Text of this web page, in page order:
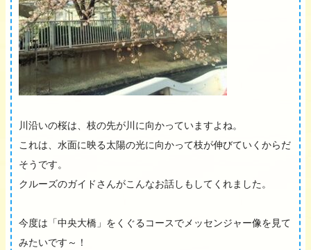
川沿いの桜は、枝の先が川に向かっていますよね。
これは、水面に映る太陽の光に向かって枝が伸びていくからだ
そうです。
クルーズのガイドさんがこんなお話しもしてくれました。
今度は「中央大橋」をくぐるコースでメッセンジャー像を見て
みたいです～！